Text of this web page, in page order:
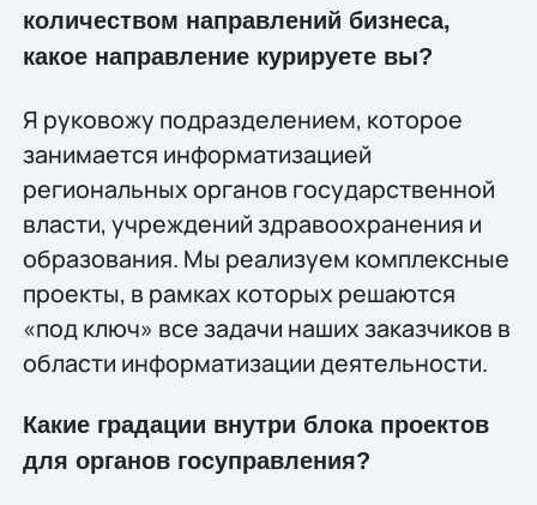
количеством направлений бизнеса,
какое направление курируете вы?
Я руковожу подразделением, которое
занимается информатизацией
региональных органов государственной
власти, учреждений здравоохранения и
образования. Мы реализуем комплексные
проекты, в рамках которых решаются
«под ключ» все задачи наших заказчиков в
области информатизации деятельности.
Какие градации внутри блока проектов
для органов госуправления?